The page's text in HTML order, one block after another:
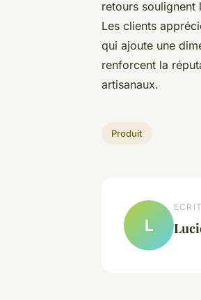
retours
Les clients
qui ajoute une
renforcent la
artisanaux.
Produit
L